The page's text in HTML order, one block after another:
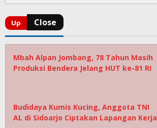
Mbah Alpan Jombang, 78 Tahun Masih
Produksi Bendera Jelang HUT ke-81 RI
Budidaya Kumis Kucing, Anggota TNI
AL di Sidoarjo Ciptakan Lapangan Kerja